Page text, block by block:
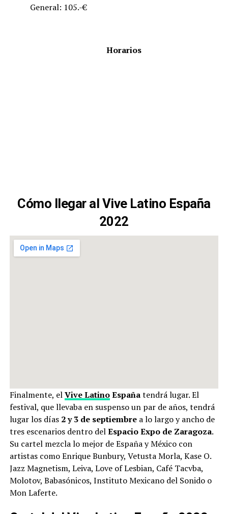
General: 105.-€
Horarios
Cómo llegar al Vive Latino España
2022
Finalmente, elVive LatinoEspañatendrá lugar. El
festival, que llevaba en suspenso un par de años, tendrá
lugar los días 2 y 3 de septiembrea lo largo y ancho de
tres escenarios dentro delEspacio Expo de Zaragoza.
Su cartel mezcla lo mejor de España y México con
artistas como Enrique Bunbury, Vetusta Morla, Kase O.
Jazz Magnetism, Leiva, Love of Lesbian, Café Tacvba,
Molotov, Babasónicos, Instituto Mexicano del Sonido o
Mon Laferte.